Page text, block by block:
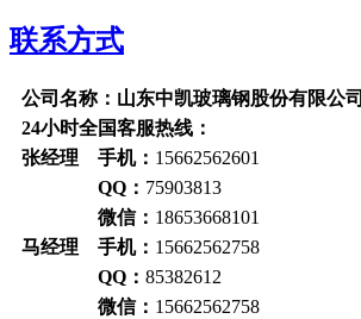
联系方式
公司名称：山东中凯玻璃钢股份有限公司
24小时全国客服热线：
张经理 手机： 15662562601
QQ： 75903813
微信： 18653668101
马经理 手机： 15662562758
QQ： 85382612
微信： 15662562758